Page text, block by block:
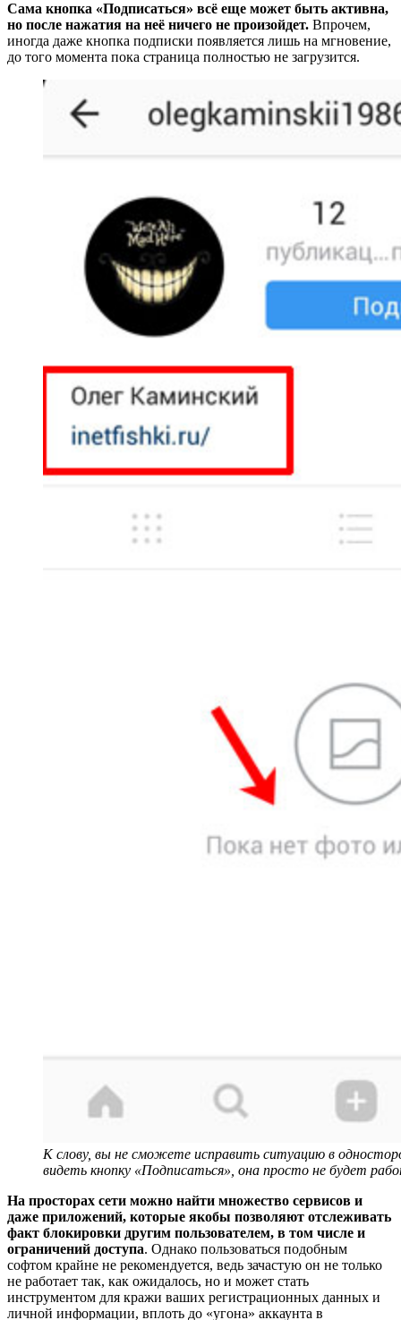
Сама кнопка «Подписаться» всё еще может быть активна,
но после нажатия на неё ничего не произойдет. Впрочем,
иногда даже кнопка подписки появляется лишь на мгновение,
до того момента пока страница полностью не загрузится.
К слову, вы не сможете исправить ситуацию в
видеть кнопку «Подписаться», она просто не будет
На просторах сети можно найти множество сервисов и
даже приложений, которые якобы позволяют отслеживать
факт блокировки другим пользователем, в том числе и
ограничений доступа. Однако пользоваться подобным
софтом крайне не рекомендуется, ведь зачастую он не только
не работает так, как ожидалось, но и может стать
инструментом для кражи ваших регистрационных данных и
личной информации, вплоть до «угона» аккаунта в